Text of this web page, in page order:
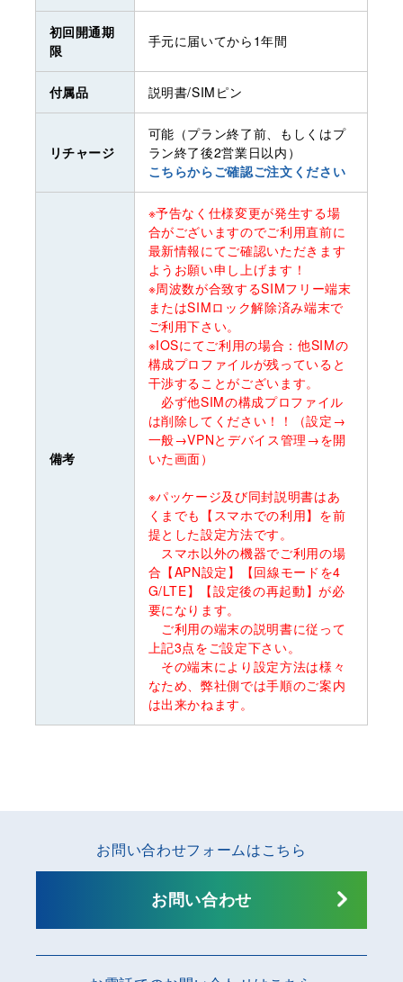
初回開通期
限
手元に届いてから1年間
付属品 説明書/SIMピン
リチャージ
可能（プラン終了前、もしくはプ
ラン終了後2営業日以内）
こちらからご確認ご注文ください
備考
※予告なく仕様変更が発生する場
合がございますのでご利用直前に
最新情報にてご確認いただきます
ようお願い申し上げます！
※周波数が合致するSIMフリー端末
またはSIMロック解除済み端末で
ご利用下さい。
※IOSにてご利用の場合：他SIMの
構成プロファイルが残っていると
干渉することがございます。
必ず他SIMの構成プロファイル
は削除してください！！（設定→
一般→VPNとデバイス管理→を開
いた画面）
※パッケージ及び同封説明書はあ
くまでも【スマホでの利用】を前
提とした設定方法です。
スマホ以外の機器でご利用の場
合【APN設定】【回線モードを4
G/LTE】【設定後の再起動】が必
要になります。
ご利用の端末の説明書に従って
上記3点をご設定下さい。
その端末により設定方法は様々
なため、弊社側では手順のご案内
は出来かねます。
お問い合わせフォームはこちら
お問い合わせ